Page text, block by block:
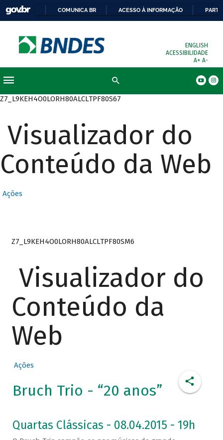
COMUNICA BR ACESSO À INFORMAÇÃO
ENGLISH
ACESSIBILIDADE
A+ A-
Z7_L9KEH4O0LORH80ALCLTPF80S67
Visualizador do
Conteúdo da Web
Ações
Z7_L9KEH4O0LORH80ALCLTPF80SM6
Visualizador do
Conteúdo da
Web
Ações
Bruch Trio - “20 anos”
Quartas Clássicas - 08.04.2015 - 19h